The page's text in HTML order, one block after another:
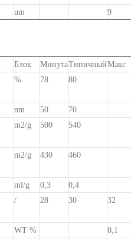
um 9
Блок МинутаТипичныйМакс
% 78 80
nm 50
70
m2/g 500 540
m2/g 430 460
ml/g 0,3 0,4
/ 28 30 32
WT % 0,1